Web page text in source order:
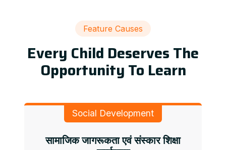
Feature Causes
Every Child Deserves The
Opportunity To Learn
Social Development
सामाजिक जागरूकता एवं संस्कार शिक्षा